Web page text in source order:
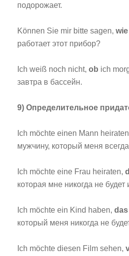
подорожает.
Können Sie mir bitte sagen, wie
работает этот прибор?
Ich weiß noch nicht, ob ich
завтра в бассейн.
9) Определительное
Ich möchte einen Mann
мужчину, который меня
Ich möchte eine Frau heiraten,
которая мне никогда не будет
Ich möchte ein Kind haben, das
который меня никогда не
Ich möchte diesen Film sehen,